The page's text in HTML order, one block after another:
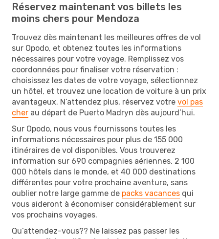
Réservez maintenant vos billets les
moins chers pour Mendoza
Trouvez dès maintenant les meilleures offres de vol
sur Opodo, et obtenez toutes les informations
nécessaires pour votre voyage. Remplissez vos
coordonnées pour finaliser votre réservation :
choisissez les dates de votre voyage, sélectionnez
un hôtel, et trouvez une location de voiture à un prix
avantageux. N’attendez plus, réservez votre vol pas
cher au départ de Puerto Madryn dès aujourd’hui.
Sur Opodo, nous vous fournissons toutes les
informations nécessaires pour plus de 155 000
itinéraires de vol disponibles. Vous trouverez
information sur 690 compagnies aériennes, 2 100
000 hôtels dans le monde, et 40 000 destinations
différentes pour votre prochaine aventure, sans
oublier notre large gamme de packs vacances qui
vous aideront à économiser considérablement sur
vos prochains voyages.
Qu’attendez-vous?? Ne laissez pas passer les